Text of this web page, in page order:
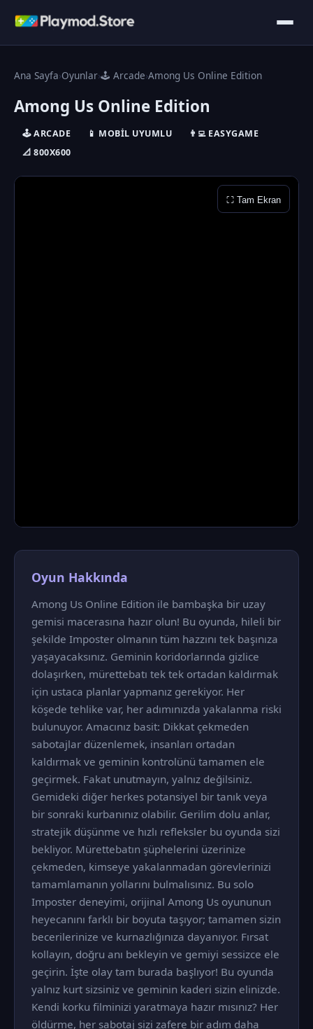
Ana Sayfa›Oyunlar›🕹️ Arcade›Among Us Online Edition
Among Us Online Edition
🕹️ ARCADE 📱 MOBIL UYUMLU
👨‍💻 EASYGAME
📐 800X600
⛶ Tam Ekran
Oyun Hakkında
Among Us Online Edition ile bambaşka bir uzay
gemisi macerasına hazır olun! Bu oyunda, hileli bir
şekilde Imposter olmanın tüm hazzını tek başınıza
yaşayacaksınız. Geminin koridorlarında gizlice
dolaşırken, mürettebatı tek tek ortadan kaldırmak
için ustaca planlar yapmanız gerekiyor. Her
köşede tehlike var, her adımınızda yakalanma riski
bulunuyor. Amacınız basit: Dikkat çekmeden
sabotajlar düzenlemek, insanları ortadan
kaldırmak ve geminin kontrolünü tamamen ele
geçirmek. Fakat unutmayın, yalnız değilsiniz.
Gemideki diğer herkes potansiyel bir tanık veya
bir sonraki kurbanınız olabilir. Gerilim dolu anlar,
stratejik düşünme ve hızlı refleksler bu oyunda sizi
bekliyor. Mürettebatın şüphelerini üzerinize
çekmeden, kimseye yakalanmadan görevlerinizi
tamamlamanın yollarını bulmalısınız. Bu solo
Imposter deneyimi, orijinal Among Us oyununun
heyecanını farklı bir boyuta taşıyor; tamamen sizin
becerilerinize ve kurnazlığınıza dayanıyor. Fırsat
kollayın, doğru anı bekleyin ve gemiyi sessizce ele
geçirin. İşte olay tam burada başlıyor! Bu oyunda
yalnız kurt sizsiniz ve geminin kaderi sizin elinizde.
Kendi korku filminizi yaratmaya hazır mısınız? Her
öldürme, her sabotaj sizi zafere bir adım daha